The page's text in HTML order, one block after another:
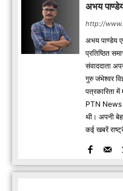
अभय
http://
अभय पाण्डेय
प्रतिष्ठित
संवाददाता
गुरु जंभेश्वर
पत्रकारिता
PTN News
थी। अपनी
कई खबरें